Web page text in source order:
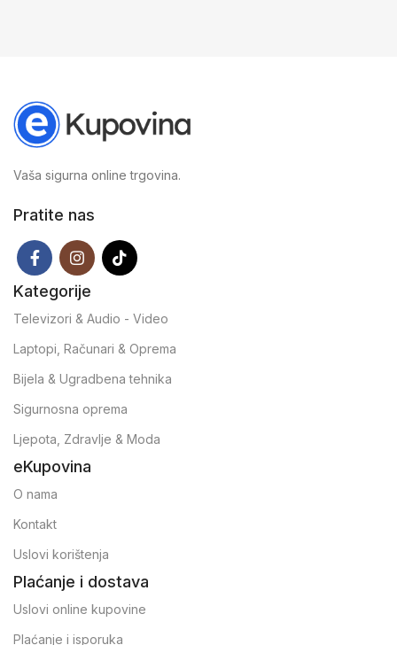
Vaša sigurna online trgovina.
Pratite nas
Kategorije
Televizori & Audio - Video
Laptopi, Računari & Oprema
Bijela & Ugradbena tehnika
Sigurnosna oprema
Ljepota, Zdravlje & Moda
eKupovina
O nama
Kontakt
Uslovi korištenja
Plaćanje i dostava
Uslovi online kupovine
Plaćanje i isporuka